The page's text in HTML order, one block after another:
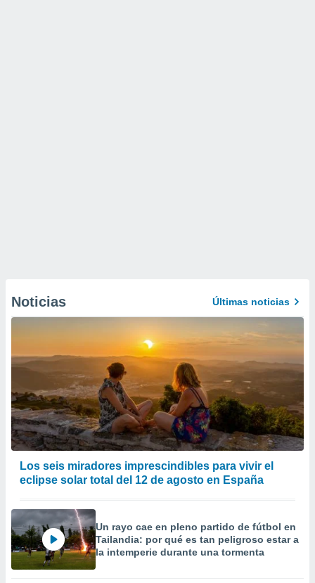
Noticias Últimas noticias
Los seis miradores imprescindibles para vivir el
eclipse solar total del 12 de agosto en España
Un rayo cae en pleno partido de fútbol en
Tailandia: por qué es tan peligroso estar a
la intemperie durante una tormenta